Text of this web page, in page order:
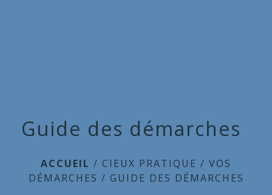
Guide des démarches
ACCUEIL / CIEUX PRATIQUE / VOS
DÉMARCHES / GUIDE DES DÉMARCHES